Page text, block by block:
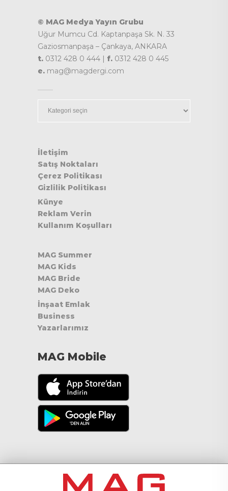
© MAG Medya Yayın Grubu
Uğur Mumcu Cd. Kaptanpaşa Sk. N. 33
Gaziosmanpaşa – Çankaya, ANKARA
t. 0312 428 0 444 | f. 0312 428 0 445
e. mag@magdergi.com
İletişim
Satış Noktaları
Çerez Politikası
Gizlilik Politikası
Künye
Reklam Verin
Kullanım Koşulları
MAG Summer
MAG Kids
MAG Bride
MAG Deko
İnşaat Emlak
Business
Yazarlarımız
MAG Mobile